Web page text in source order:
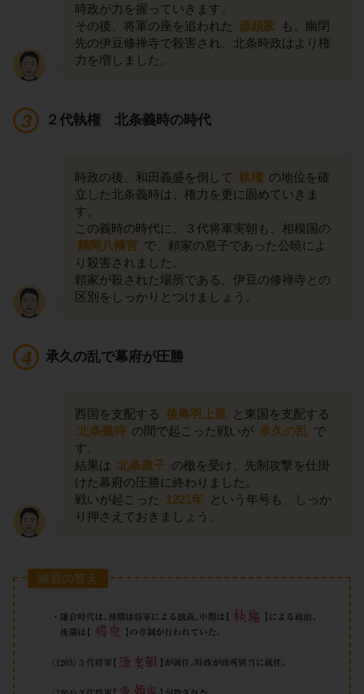
時政が力を握っていきます。
その後、将軍の座を追われた 源頼家
も、幽閉
先の伊豆修禅寺で殺害され、北条時政はより権
力を増しました。
２代執権 北条義時の時代
時政の後、和田義盛を倒して 執権 の地位を確
立した北条義時は、権力を更に固めていきま
す。
この義時の時代に、３代将軍実朝も、相模国の
鶴岡八幡宮 で、頼家の息子であった公暁によ
り殺害されました。
頼家が殺された場所である、伊豆の修禅寺との
区別をしっかりとつけましょう。
承久の乱で幕府が圧勝
西国を支配する 後鳥羽上皇
と東国を支配する
北条義時 の間で起こった戦いが 承久の乱 で
す。
結果は 北条政子 の檄を受け、先制攻撃を仕掛
けた幕府の圧勝に終わりました。
戦いが起こった 1221年 という年号も、しっか
り押さえておきましょう。
練習の答え